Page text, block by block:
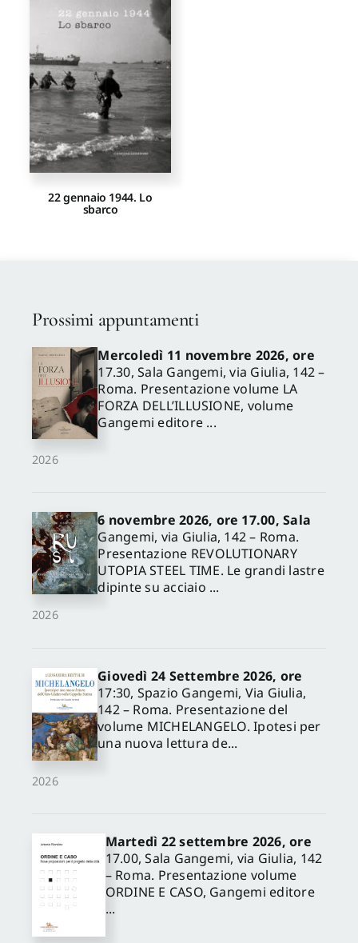
Proposte di pubblicazione
Gangemi Editore
Newsletter
22 gennaio 1944. Lo
sbarco
Prossimi appuntamenti
2026
Mercoledì 11 novembre 2026, ore
17.30, Sala Gangemi, via Giulia, 142 –
Roma. Presentazione volume LA
FORZA DELL’ILLUSIONE, volume
Gangemi editore ...
2026
6 novembre 2026, ore 17.00, Sala
Gangemi, via Giulia, 142 – Roma.
Presentazione REVOLUTIONARY
UTOPIA STEEL TIME. Le grandi lastre
dipinte su acciaio ...
2026
Giovedì 24 Settembre 2026, ore
17:30, Spazio Gangemi, Via Giulia,
142 – Roma. Presentazione del
volume MICHELANGELO. Ipotesi per
una nuova lettura de...
Martedì 22 settembre 2026, ore
17.00, Sala Gangemi, via Giulia, 142
– Roma. Presentazione volume
ORDINE E CASO, Gangemi editore
...